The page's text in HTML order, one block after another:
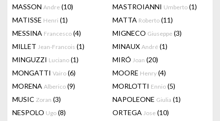
MASSON Andre (10) MASTROIANNI Umberto (1)
MATISSE Henri (1) MATTA Roberto (11)
MESSINA Francesco (4) MIGNECO Giuseppe (3)
MILLET Jean-Francois (1) MINAUX André (1)
MINGUZZI Luciano (1) MIRÓ Joan (20)
MONGATTI Vairo (6) MOORE Henry (4)
MORENA Alberico (9) MORLOTTI Ennio (5)
MUSIC Zoran (3) NAPOLEONE Giulia (1)
NESPOLO Ugo (8) ORTEGA Jose (10)